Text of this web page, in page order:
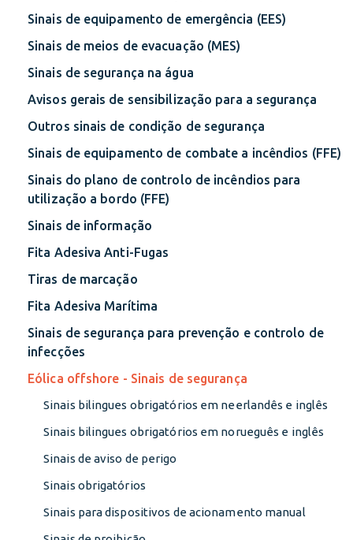
Sinais de equipamento de emergência (EES)
Sinais de meios de evacuação (MES)
Sinais de segurança na água
Avisos gerais de sensibilização para a segurança
Outros sinais de condição de segurança
Sinais de equipamento de combate a incêndios (FFE)
Sinais do plano de controlo de incêndios para
utilização a bordo (FFE)
Sinais de informação
Fita Adesiva Anti-Fugas
Tiras de marcação
Fita Adesiva Marítima
Sinais de segurança para prevenção e controlo de
infecções
Eólica offshore - Sinais de segurança
Sinais bilingues obrigatórios em neerlandês e inglês
Sinais bilingues obrigatórios em norueguês e inglês
Sinais de aviso de perigo
Sinais obrigatórios
Sinais para dispositivos de acionamento manual